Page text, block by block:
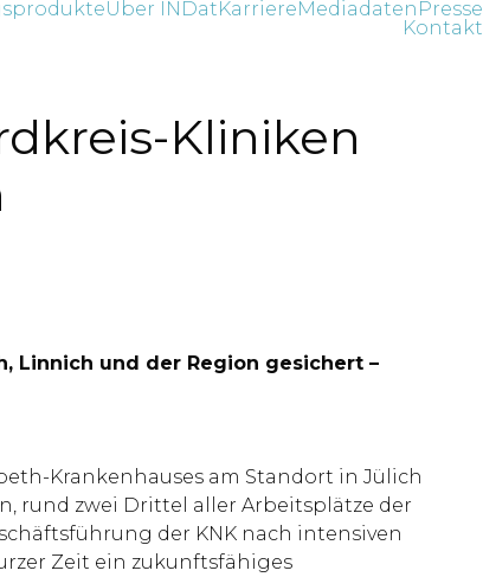
Über INDatKarriereMediadaten Presse
Kontakt
Kliniken
Linnich und der Region gesichert –
Krankenhauses am Standort in Jülich
rund zwei Drittel aller Arbeitsplätze der
der KNK nach intensiven
Zeit ein zukunftsfähiges